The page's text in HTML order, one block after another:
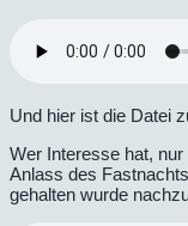
Und hier ist die Datei
Wer Interesse hat,
Anlass des
gehalten wurde